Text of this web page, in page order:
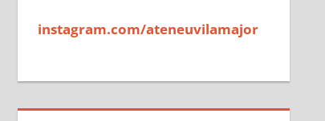
instagram.com/ateneuvilamajor